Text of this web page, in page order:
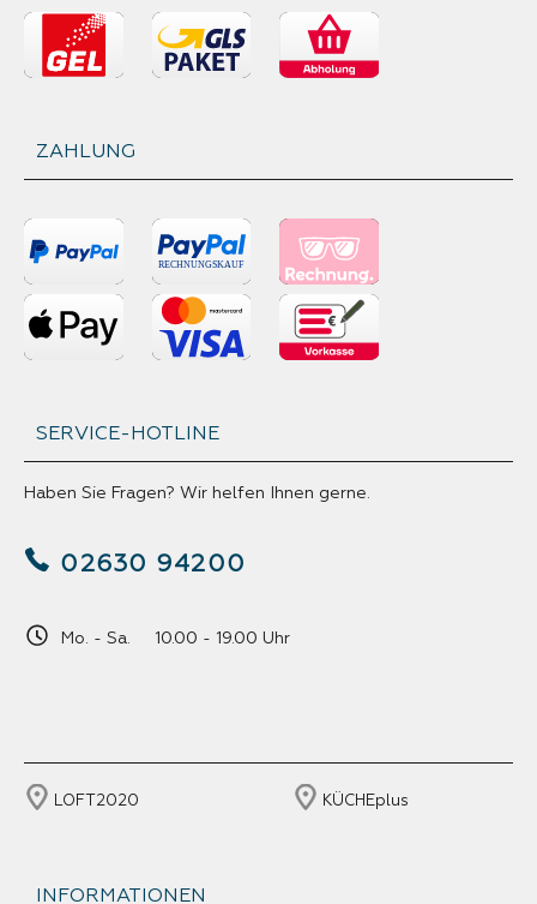
ZAHLUNG
SERVICE-HOTLINE
Haben Sie Fragen? Wir helfen Ihnen gerne.
02630 94200
Mo. - Sa. 10.00 - 19.00 Uhr
LOFT2020 KÜCHEplus
INFORMATIONEN